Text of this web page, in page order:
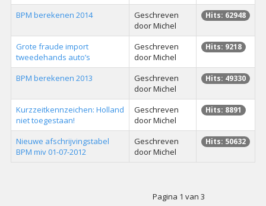
BPM berekenen 2014
Geschreven
door Michel
Hits: 62948
Grote fraude import
tweedehands auto’s
Geschreven
door Michel
Hits: 9218
BPM berekenen 2013
Geschreven
door Michel
Hits: 49330
Kurzzeitkennzeichen: Holland
niet toegestaan!
Geschreven
door Michel
Hits: 8891
Nieuwe afschrijvingstabel
BPM miv 01-07-2012
Geschreven
door Michel
Hits: 50632
Pagina 1 van 3